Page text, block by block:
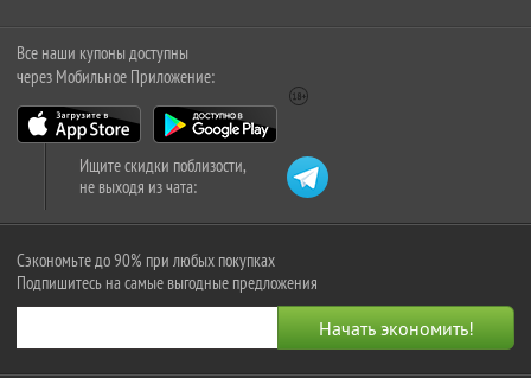
Все наши купоны доступны
через Мобильное Приложение:
Ищите скидки поблизости,
не выходя из чата:
Сэкономьте до 90% при любых покупках
Подпишитесь на самые выгодные предложения